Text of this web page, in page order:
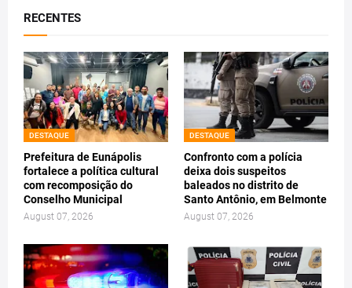
RECENTES
DESTAQUE
Prefeitura de Eunápolis
fortalece a política cultural
com recomposição do
Conselho Municipal
August 07, 2026
DESTAQUE
Confronto com a polícia
deixa dois suspeitos
baleados no distrito de
Santo Antônio, em Belmonte
August 07, 2026